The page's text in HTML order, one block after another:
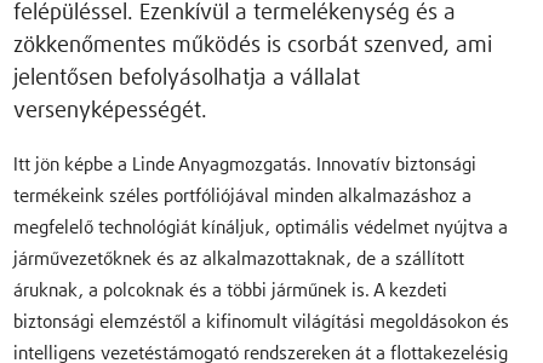
felépüléssel. Ezenkívül a termelékenység és a
zökkenőmentes működés is csorbát szenved, ami
jelentősen befolyásolhatja a vállalat
versenyképességét.
Itt jön képbe a Linde Anyagmozgatás. Innovatív biztonsági
termékeink széles portfóliójával minden alkalmazáshoz a
megfelelő technológiát kínáljuk, optimális védelmet nyújtva a
járművezetőknek és az alkalmazottaknak, de a szállított
áruknak, a polcoknak és a többi járműnek is. A kezdeti
biztonsági elemzéstől a kifinomult világítási megoldásokon és
intelligens vezetéstámogató rendszereken át a flottakezelésig